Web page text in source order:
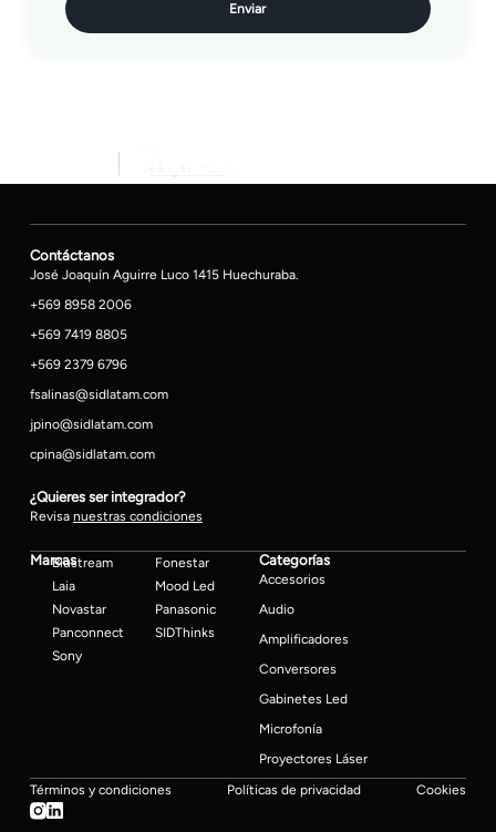
Enviar
Contáctanos
José Joaquín Aguirre Luco 1415 Huechuraba.
+569 8958 2006
+569 7419 8805
+569 2379 6796
fsalinas@sidlatam.com
jpino@sidlatam.com
cpina@sidlatam.com
¿Quieres ser integrador?
Revisa nuestras condiciones
MarcasBlustream
Fonestar
Laia
Mood Led
Novastar
Panasonic
Panconnect
SIDThinks
Sony
Categorías
Accesorios
Audio
Amplificadores
Conversores
Gabinetes Led
Microfonía
Proyectores Láser
Términos y condiciones
Políticas de privacidad Cookies